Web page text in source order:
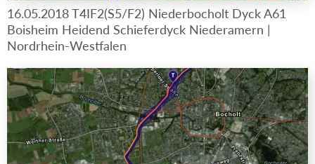
16.05.2018 T4IF2(S5/F2) Niederbocholt Dyck A61
Boisheim Heidend Schieferdyck Niederamern |
Nordrhein-Westfalen